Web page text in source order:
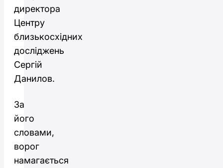
директора
Центру
близькосхідних
досліджень
Сергій
Данилов.
За
його
словами,
ворог
намагається